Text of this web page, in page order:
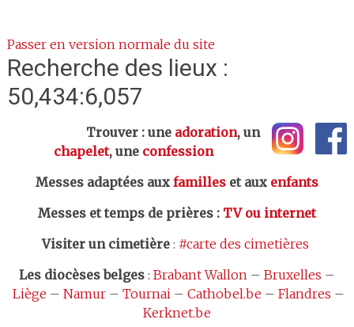
Passer en version normale du site
Recherche des lieux :
50,434:6,057
Trouver : une adoration, un
chapelet, une confession
Messes adaptées aux familleset aux enfants
Messes et temps de prières: TV ou internet
Visiter un cimetière: #carte des cimetières
Les diocèses belges: Brabant Wallon– Bruxelles –
Liège – Namur– Tournai– Cathobel.be – Flandres –
Kerknet.be